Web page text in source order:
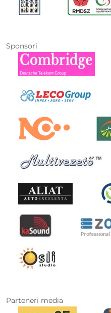
Sponsori
Parteneri media